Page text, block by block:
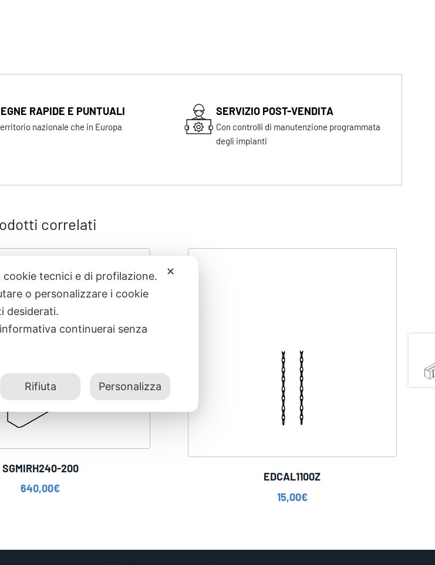
RAPIDE E PUNTUALI
nazionale che in Europa
SERVIZIO POST-VENDITA
Con controlli di manutenzione programmata
degli impianti
correlati
SGMIRH240-200
640,00€
EDCAL1100Z
15,00€
✕
tecnici e di profilazione.
o personalizzare i cookie
desiderati.
continuerai senza
Rifiuta Personalizza